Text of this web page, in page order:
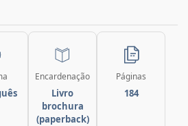
Encardenação
Livro
brochura
(paperback)
Páginas
184